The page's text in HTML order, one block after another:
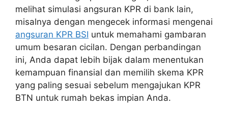
melihat simulasi angsuran KPR di bank lain,
misalnya dengan mengecek informasi mengenai
angsuran KPR BSI untuk memahami gambaran
umum besaran cicilan. Dengan perbandingan
ini, Anda dapat lebih bijak dalam menentukan
kemampuan finansial dan memilih skema KPR
yang paling sesuai sebelum mengajukan KPR
BTN untuk rumah bekas impian Anda.